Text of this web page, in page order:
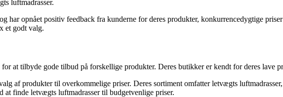
luftmadrasser.
har opnået positiv feedback fra kunderne for deres produkter, konkurrencedygtige
et godt valg.
at tilbyde gode tilbud på forskellige produkter. Deres butikker er kendt for deres lave
af produkter til overkommelige priser. Deres sortiment omfatter letvægts
at finde letvægts luftmadrasser til budgetvenlige priser.